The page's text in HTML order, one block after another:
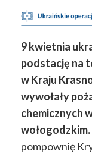
9 kwietnia
podstację na
w Kraju
wywołały
chemicznych
wołogodzkim.
pompownię